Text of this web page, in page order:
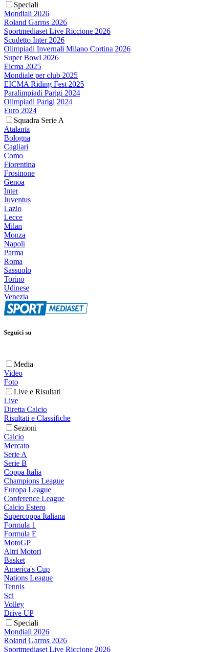
Speciali
Mondiali 2026
Roland Garros 2026
Sportmediaset Live Riccione 2026
Scudetto Inter 2026
Olimpiadi Invernali Milano Cortina 2026
Super Bowl 2026
Eicma 2025
Mondiale per club 2025
EICMA Riding Fest 2025
Paralimpiadi Parigi 2024
Olimpiadi Parigi 2024
Euro 2024
Squadra Serie A
Atalanta
Bologna
Cagliari
Como
Fiorentina
Frosinone
Genoa
Inter
Juventus
Lazio
Lecce
Milan
Monza
Napoli
Parma
Roma
Sassuolo
Torino
Udinese
Venezia
Seguici su
Media
Video
Foto
Live e Risultati
Live
Diretta Calcio
Risultati e Classifiche
Sezioni
Calcio
Mercato
Serie A
Serie B
Coppa Italia
Champions League
Europa League
Conference League
Calcio Estero
Supercoppa Italiana
Formula 1
Formula E
MotoGP
Altri Motori
Basket
America's Cup
Nations League
Tennis
Sci
Volley
Drive UP
Speciali
Mondiali 2026
Roland Garros 2026
Sportmediaset Live Riccione 2026